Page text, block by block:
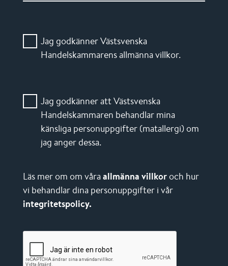
Jag godkänner Västsvenska
Handelskammarens allmänna villkor.
Jag godkänner att Västsvenska
Handelskammaren behandlar mina
känsliga personuppgifter (matallergi) om
jag anger dessa.
Läs mer om om våraallmänna villkoroch hur
vi behandlar dina personuppgifter i vår
integritetspolicy.